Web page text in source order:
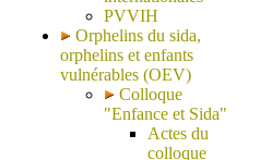
PVVIH
Orphelins du sida,
orphelins et enfants
vulnérables (OEV)
Colloque
"Enfance et Sida"
Actes du
colloque